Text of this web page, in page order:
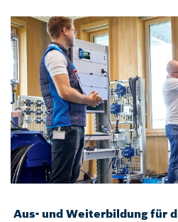
Aus- und Weiterbildung für